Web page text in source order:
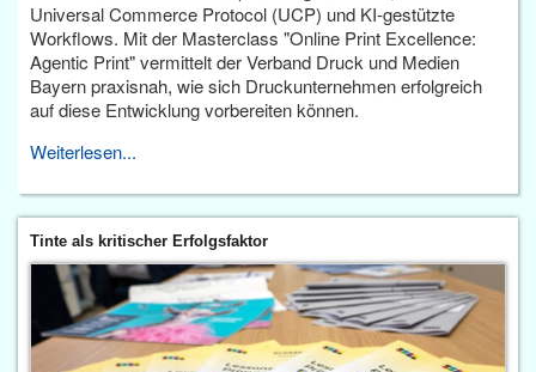
Universal Commerce Protocol (UCP) und KI-gestützte
Workflows. Mit der Masterclass "Online Print Excellence:
Agentic Print" vermittelt der Verband Druck und Medien
Bayern praxisnah, wie sich Druckunternehmen erfolgreich
auf diese Entwicklung vorbereiten können.
Weiterlesen...
Tinte als kritischer Erfolgsfaktor